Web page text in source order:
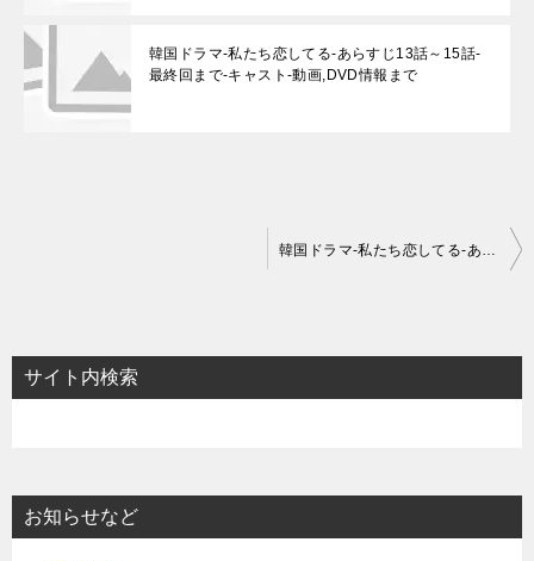
韓国ドラマ-私たち恋してる-あらすじ13話～15話-
最終回まで-キャスト-動画,DVD情報まで
ビ
ゲ
ョ
韓国ドラマ-私たち恋してる-あらすじ-最終回まで-相関図-キャスト-動画,DVD情報まで
サイト内検索
お知らせなど